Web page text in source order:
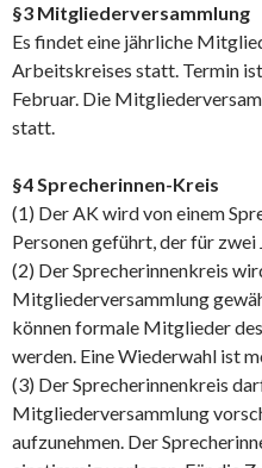
§3 Mitgliederversammlung
Es findet eine jährliche
Arbeitskreises statt. Termin
Februar. Die
statt.
§4 Sprecherinnen-Kreis
(1) Der AK wird von einem
Personen geführt, der für
(2) Der Sprecherinnenkreis
Mitgliederversammlung
können formale Mitglieder
werden. Eine Wiederwahl ist
(3) Der Sprecherinnenkreis
Mitgliederversammlung
aufzunehmen. Der